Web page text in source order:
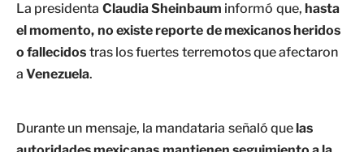
La presidenta Claudia Sheinbaum informó que, hasta
el momento, no existe reporte de mexicanos heridos
o fallecidos tras los fuertes terremotos que afectaron
aVenezuela.
Durante un mensaje, la mandataria señaló quelas